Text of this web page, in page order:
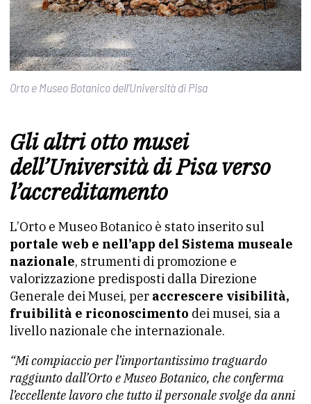
Orto e Museo Botanico dell’Università di Pisa
Gli altri otto musei
dell’Università di Pisa verso
l’accreditamento
L’Orto e Museo Botanico è stato inserito sul
portale web e nell’app del Sistema museale
nazionale, strumenti di promozione e
valorizzazione predisposti dalla Direzione
Generale dei Musei, per accrescere visibilità,
fruibilità e riconoscimento dei musei, sia a
livello nazionale che internazionale.
“Mi compiaccio per l’importantissimo traguardo
raggiunto dall’Orto e Museo Botanico, che conferma
l’eccellente lavoro che tutto il personale svolge da anni